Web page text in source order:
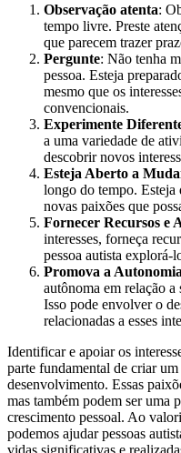
Observação atenta:
tempo livre. Preste
que parecem trazer
Pergunte: Não tenha
pessoa. Esteja
mesmo que os
convencionais.
Experimente
a uma variedade de
descobrir novos
Esteja Aberto a
longo do tempo. Esteja
novas paixões que
Fornecer Recursos e
interesses, forneça
pessoa autista explorá-
Promova a Autonomia
autônoma em relação a
Isso pode envolver o
relacionadas a esses
Identificar e apoiar os
parte fundamental de criar
desenvolvimento. Essas
mas também podem ser uma
crescimento pessoal. Ao
podemos ajudar pessoas
vidas significativas e